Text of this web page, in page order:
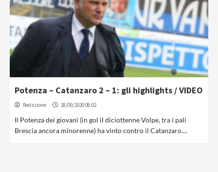
Potenza – Catanzaro 2 – 1: gli highlights / VIDEO
Redazione 28/09/2020 08:02
Il Potenza dei giovani (in gol il diciottenne Volpe, tra i pali
Brescia ancora minorenne) ha vinto contro il Catanzaro....